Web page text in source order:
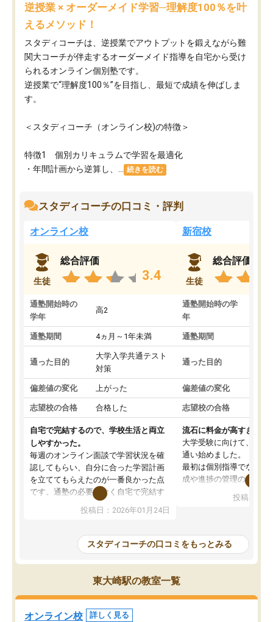
逆授業 × オーダーメイド学習─理解度100％を叶
えるメソッド！
スタディコーチは、逆授業でアウトプットを鍛えながら難
関大コーチが伴走するオーダーメイド指導を自宅から受け
られるオンライン個別塾です。
逆授業で“理解度100％”を目指し、最短で成績を伸ばしま
す。
＜スタディコーチ（オンライン校)の特徴＞
特徴1 個別カリキュラムで学習を最適化
・年間計画から逆算し、...
続きを読む
スタディコーチの口コミ・評判
オンライン校
生徒
総合評価
3.4
通塾開始時の
学年
高2
通塾期間 4ヵ月～1年未満
通った目的
大学入学共通テスト
対策
偏差値の変化 上がった
志望校の合格 合格した
自宅で完結するので、学校生活と両立
しやすかった。
毎週のオンライン面談で学習状況を確
認してもらい、自分に合った学習計画
を立ててもらえたのが一番良かった点
です。通塾の必要がなく自宅で完結す
たです。コーチが現役大学生で相談し
安も気軽に話せました。勉強習慣が身
についたと感じています。また、チャ
ットで質問できるのも便利でした。一
人では迷いがちだった受験勉強を、最
だと思います。
投稿日：2026年01月24日
新宿校
生徒
総合評価
通塾開始時の学
年
通塾期間
通った目的
偏差値の変化
志望校の合格
流石に料金が高すぎる
大学受験に向けて、高2
通い始めました。
最初は個別指導でなく、
成や進捗の管理のみのコ
じ個別指導コースに変更
性が良くなかったです。
モチベーションが上がら
にやめてしまいました。
の方の予定が空いていな
投稿日：
スタディコーチの口コミをもっとみる
東大崎駅の教室一覧
オンライン校 詳しく見る